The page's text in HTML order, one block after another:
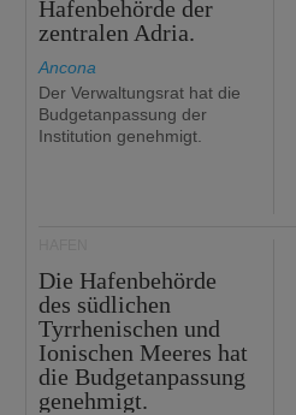
Hafenbehörde der
zentralen Adria.
Ancona
Der Verwaltungsrat hat die
Budgetanpassung der
Institution genehmigt.
Die Hafenbehörde
des südlichen
Tyrrhenischen und
Ionischen Meeres hat
die Budgetanpassung
genehmigt.